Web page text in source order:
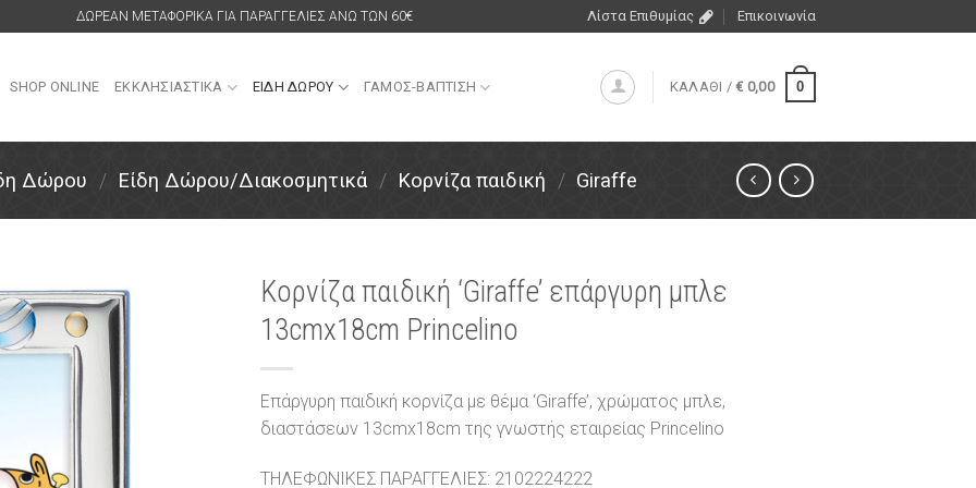
ΔΩΡΕΑΝ ΜΕΤΑΦΟΡΙΚΑ ΓΙΑ ΠΑΡΑΓΓΕΛΙΕΣ ΑΝΩ ΤΩΝ 60€ Λίστα Επιθυμίας Επικοινωνία
SHOP ONLINE ΕΚΚΛΗΣΙΑΣΤΙΚΑ ΕΙΔΗ ΔΩΡΟΥ ΓΑΜΟΣ-ΒΑΠΤΙΣΗ ΚΑΛΑΘΙ /€ 0,00 0
Δώρου / Είδη Δώρου/Διακοσμητικά / Κορνίζα παιδική / Giraffe
Κορνίζα παιδική ‘Giraffe’ επάργυρη μπλε
13cmx18cm Princelino
Επάργυρη παιδική κορνίζα με θέμα ‘Giraffe’, χρώματος μπλε,
διαστάσεων 13cmx18cm της γνωστής εταιρείας Princelino
ΤΗΛΕΦΩΝΙΚΕΣ ΠΑΡΑΓΓΕΛΙΕΣ: 2102224222